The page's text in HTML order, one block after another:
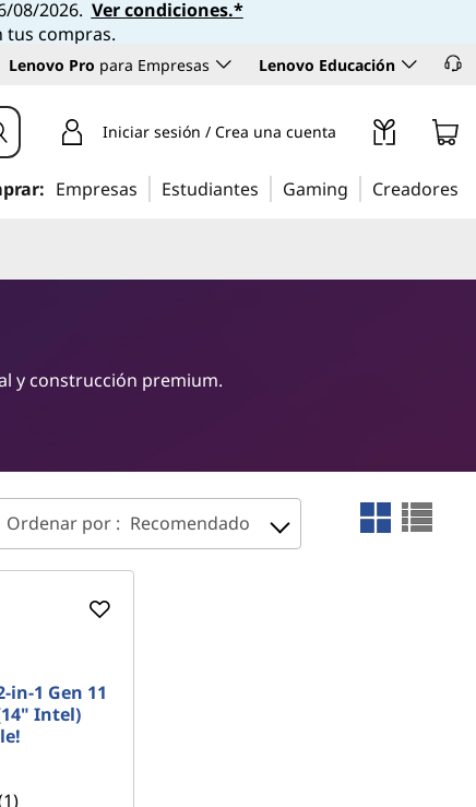
08/2026. Ver condiciones.*
tus compras.
Lenovo Pro para Empresas Lenovo Educación
Iniciar sesión / Crea una cuenta
Empresas Estudiantes Gaming Creadores
y construcción premium.
Ordenar por : Recomendado
in-1 Gen 11
Intel)